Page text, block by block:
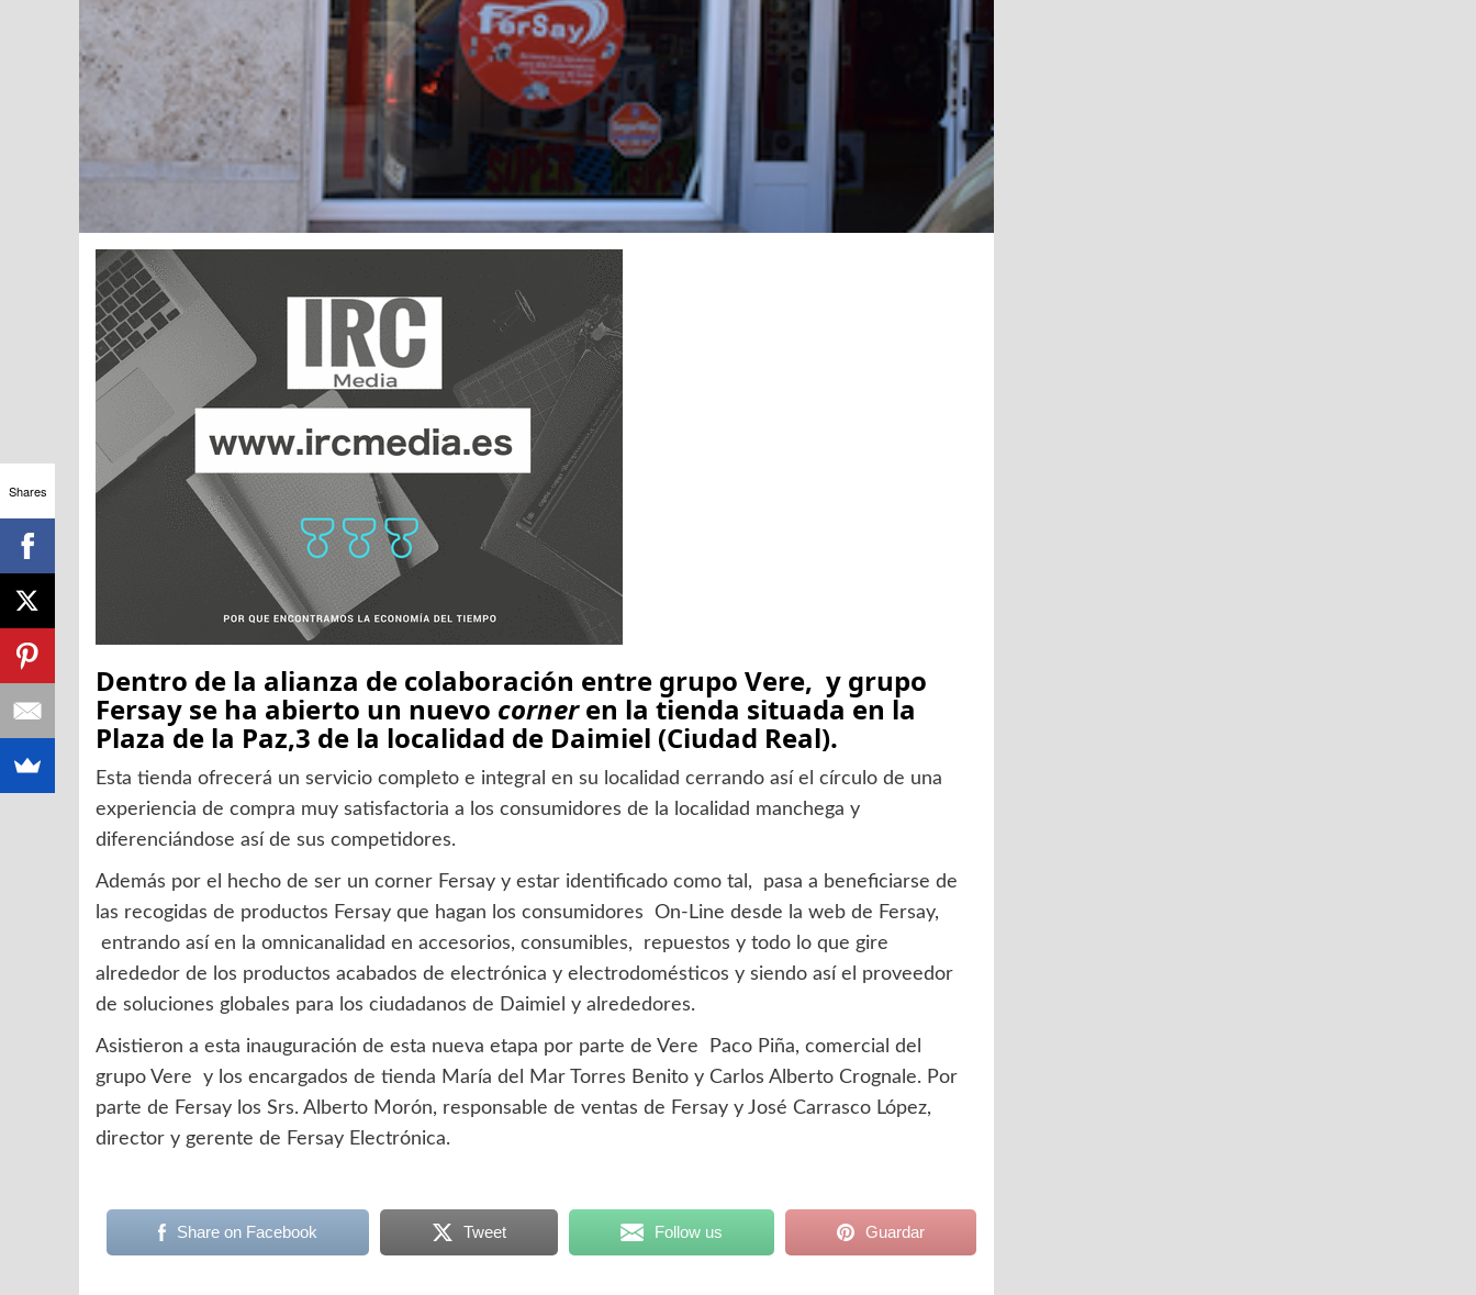
Dentro de la alianza de colaboración entre grupo Vere, y grupo
Fersay se ha abierto un nuevo corneren la tienda situada en la
Plaza de la Paz,3 de la localidad de Daimiel (Ciudad Real).
Esta tienda ofrecerá un servicio completo e integral en su localidad cerrando así el círculo de una
experiencia de compra muy satisfactoria a los consumidores de la localidad manchega y
diferenciándose así de sus competidores.
Además por el hecho de ser un corner Fersay y estar identificado como tal, pasa a beneficiarse de
las recogidas de productos Fersay que hagan los consumidores On-Line desde la web de Fersay,
entrando así en la omnicanalidad en accesorios, consumibles, repuestos y todo lo que gire
alrededor de los productos acabados de electrónica y electrodomésticos y siendo así el proveedor
de soluciones globales para los ciudadanos de Daimiel y alrededores.
Asistieron a esta inauguración de esta nueva etapa por parte de Vere Paco Piña, comercial del
grupo Vere y los encargados de tienda María del Mar Torres Benito y Carlos Alberto Crognale. Por
parte de Fersay los Srs. Alberto Morón, responsable de ventas de Fersay y José Carrasco López,
director y gerente de Fersay Electrónica.
Share on Facebook Tweet Follow us Guardar
Shares